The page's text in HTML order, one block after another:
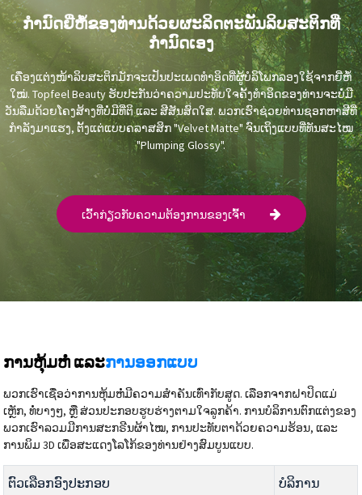
ກຳນົດຍີ່ຫໍ້ຂອງທ່ານດ້ວຍຜະລິດຕະພັນລິບສະຕິກທີ່
ກຳນົດເອງ
ເຄື່ອງແຕ່ງໜ້າລິບສະຕິກມັກຈະເປັນປະເພດທຳອິດທີ່ຜູ້ບໍລິໂພກລອງໃຊ້ຈາກຍີ່ຫໍ້
ໃໝ່. Topfeel Beauty ຮັບປະກັນວ່າຄວາມປະທັບໃຈຄັ້ງທຳອິດຂອງທ່ານຈະບໍ່ມີ
ວັນລືມດ້ວຍໂຄງສ້າງທີ່ບໍ່ມີທີ່ຕິ ແລະ ສີສັນສົດໃສ. ພວກເຮົາຊ່ວຍທ່ານຊອກຫາສີທີ່
ກຳລັງມາແຮງ, ຕັ້ງແຕ່ແບບຄລາສສິກ "Velvet Matte" ຈົນເຖິງແບບທີ່ທັນສະໄໝ
"Plumping Glossy".
ເວົ້າກ່ຽວກັບຄວາມຕ້ອງການຂອງເຈົ້າ
ການຫຸ້ມຫໍ່ ແລະການອອກແບບ
ພວກເຮົາເຊື່ອວ່າການຫຸ້ມຫໍ່ມີຄວາມສຳຄັນເທົ່າກັບສູດ. ເລືອກຈາກຝາປິດແມ່
ເຫຼັກ, ທໍ່ບາງໆ, ຫຼື ສ່ວນປະກອບຮູບຮ່າງຕາມໃຈລູກຄ້າ. ການບໍລິການຕົກແຕ່ງຂອງ
ພວກເຮົາລວມມີການສະກຣີນຜ້າໄໝ, ການປະທັບຕາດ້ວຍຄວາມຮ້ອນ, ແລະ
ການພິມ 3D ເພື່ອສະແດງໂລໂກ້ຂອງທ່ານຢ່າງສົມບູນແບບ.
ຕົວເລືອກອົງປະກອບ
ບໍລິການ